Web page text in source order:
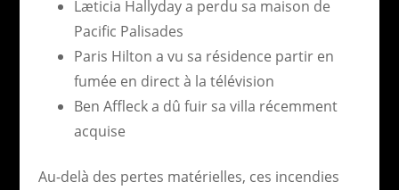
Læticia Hallyday a perdu sa maison de
Pacific Palisades
Paris Hilton a vu sa résidence partir en
fumée en direct à la télévision
Ben Affleck a dû fuir sa villa récemment
acquise
Au-delà des pertes matérielles, ces incendies